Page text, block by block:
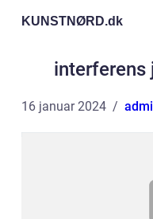
KUNSTNØRD.dk
interferens
16 januar 2024